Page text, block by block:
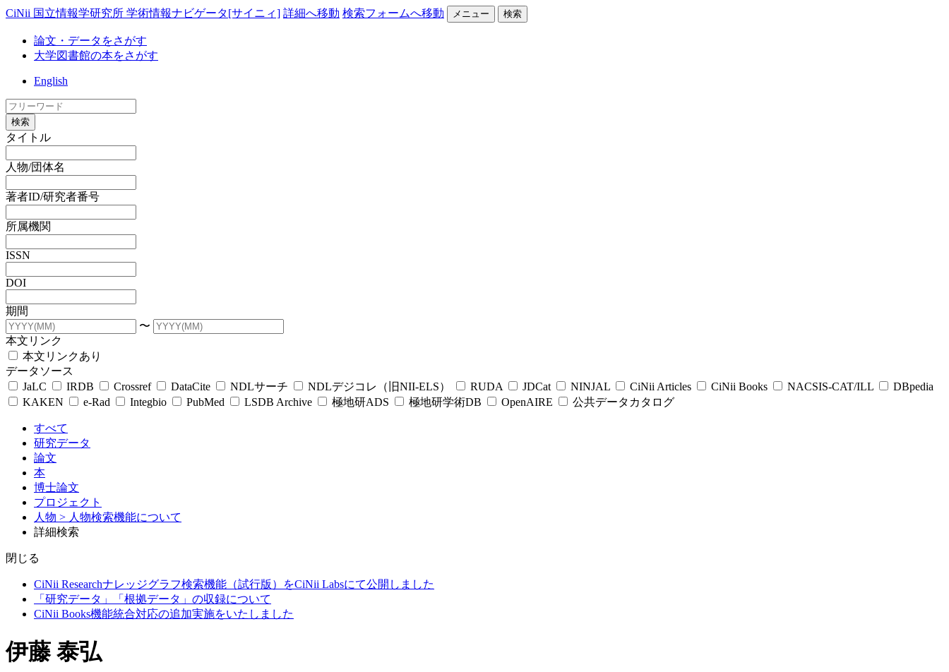
CiNii 国立情報学研究所 学術情報ナビゲータ[サイニィ] 詳細へ移動 検索フォームへ移動 メニュー 検索
論文・データをさがす
大学図書館の本をさがす
English
検索
タイトル
人物/団体名
著者ID/研究者番号
所属機関
ISSN
DOI
期間
〜
本文リンク
本文リンクあり
データソース
JaLC
IRDB Crossref DataCite NDLサーチ NDLデジコレ（旧NII-ELS） RUDA JDCat NINJAL CiNii Articles CiNii Books NACSIS-CAT/ILL
DBpedia
KAKEN
e-Rad Integbio PubMed LSDB Archive 極地研ADS 極地研学術DB OpenAIRE 公共データカタログ
すべて
研究データ
論文
本
博士論文
プロジェクト
人物 > 人物検索機能について
詳細検索
閉じる
CiNii Researchナレッジグラフ検索機能（試行版）をCiNii Labsにて公開しました
「研究データ」「根拠データ」の収録について
CiNii Books機能統合対応の追加実施をいたしました
伊藤 泰弘